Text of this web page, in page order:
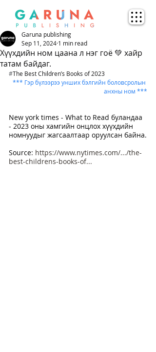
Хүүхдийн ном цаана л нэг гоё 💚 хайр
татам байдаг.
Garuna publishing
Sep 11, 2024 1 min read
#The Best Children’s Books of 2023
*** Гэр бүлээрээ унших бэлгийн боловсролын
анхны ном ***
New york times - What to Read буландаа
- 2023 оны хамгийн онцлох хүүхдийн
номнуудыг жагсаалтаар оруулсан байна.
Source: https://www.nytimes.com/.../the-
best-childrens-books-of...